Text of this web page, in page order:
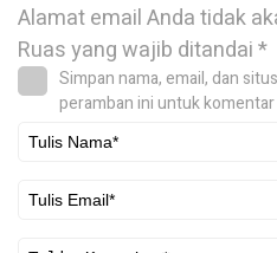
Alamat email Anda tidak
Ruas yang wajib ditandai*
Simpan nama, email, dan
peramban ini untuk